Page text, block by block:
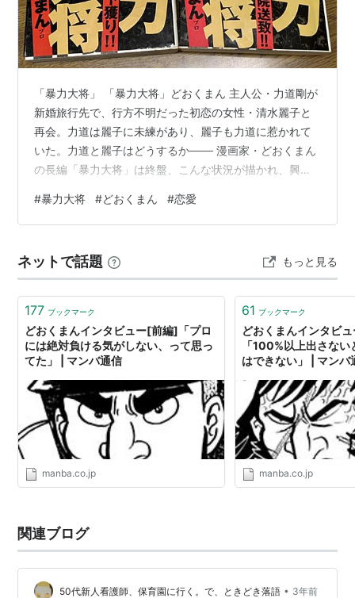
熱笑!!花沢高校
怪人ヒイロ
なにわ遊侠伝
関連語
漫画アクション 嗚呼!!花の応援団 青田赤道 週刊ア
サヒ芸能 アサ芸 月刊少年チャンピオン 週刊少年チ
ャンピオン チャンピオン 秋田書店
*1 太地大介 は1988年に死去
「暴力大将」 「暴力大将」どおくまん 主人公・力道剛が
新婚旅行先で、行方不明だった初恋の女性・清水麗子と
再会。力道は麗子に未練があり、麗子も力道に惹かれて
いた。力道と麗子はどうするか─── 漫画家・どおくまん
の長編「暴力大将」は終盤、こんな状況が描かれ、興味
マ。 戦中の大阪を舞台に始まり、ガキ大将の力道が、矯
正院（現在の少年院）に送られ、さらには兵士として戦
って生還し、戦後の動乱を生き抜いて大財閥の後継者に
のし上がるまでを描く。 暴力大将 コミック 全23巻 完結
セット Amazon もちろん…
#暴力大将 #どおくまん #恋愛
ネットで話題 もっと見る
177 ブックマーク
どおくまんインタビュー[前編]「プロ
には絶対負ける気がしない、って思っ
てた」 | マンバ通信
manba.co.jp
61 ブックマーク
どおくまんインタビ
「100%以上出さな
はできない」 | マンバ
manba.co.jp
関連ブログ
50代新人看護師、保育園に行く。で、ときどき落語 • 3年前